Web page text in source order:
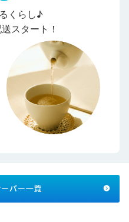
くらし♪
スタート！